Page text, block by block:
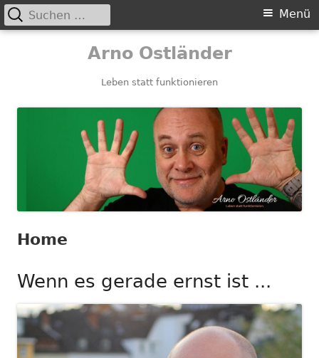
Arno Ostländer
Leben statt funktionieren
Primäres
Menü
Suchen
nach:
Home
Wenn es gerade ernst ist ...